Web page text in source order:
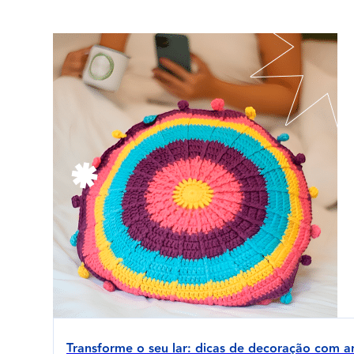
Transforme o seu lar: dicas de decoração com